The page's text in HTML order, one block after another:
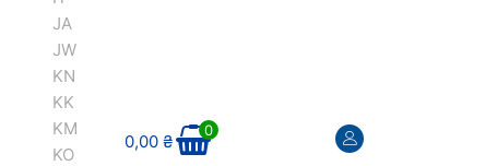
JA
JW
KN
KK
KM
KO
0,00₴
0